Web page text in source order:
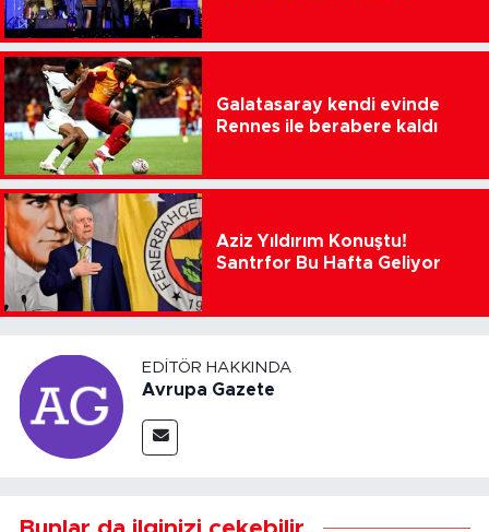
Galatasaray kendi evinde
Rennes ile berabere kaldı
Aziz Yıldırım Konuştu!
Santrfor Bu Hafta Geliyor
EDITÖR HAKKINDA
Avrupa Gazete